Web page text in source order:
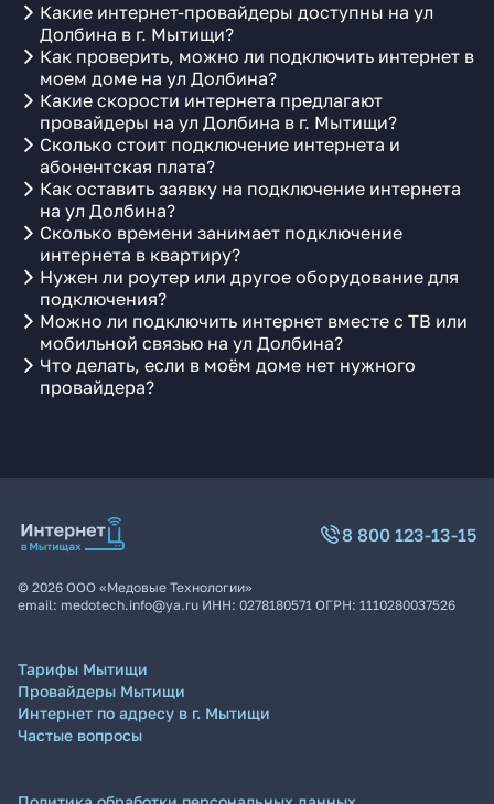
Какие интернет-провайдеры доступны на ул
Долбина в г. Мытищи?
Как проверить, можно ли подключить интернет в
моем доме на ул Долбина?
Какие скорости интернета предлагают
провайдеры на ул Долбина в г. Мытищи?
Сколько стоит подключение интернета и
абонентская плата?
Как оставить заявку на подключение интернета
на ул Долбина?
Сколько времени занимает подключение
интернета в квартиру?
Нужен ли роутер или другое оборудование для
подключения?
Можно ли подключить интернет вместе с ТВ или
мобильной связью на ул Долбина?
Что делать, если в моём доме нет нужного
провайдера?
8 800 123-13-15
© 2026 ООО «Медовые Технологии»
email: medotech.info@ya.ru ИНН: 0278180571 ОГРН: 1110280037526
Тарифы Мытищи
Провайдеры Мытищи
Интернет по адресу в г. Мытищи
Частые вопросы